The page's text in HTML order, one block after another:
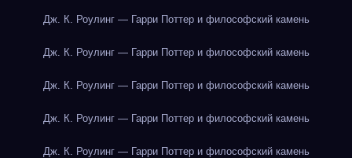
Дж. К. Роулинг — Гарри Поттер и философский камень
Дж. К. Роулинг — Гарри Поттер и философский камень
Дж. К. Роулинг — Гарри Поттер и философский камень
Дж. К. Роулинг — Гарри Поттер и философский камень
Дж. К. Роулинг — Гарри Поттер и философский камень